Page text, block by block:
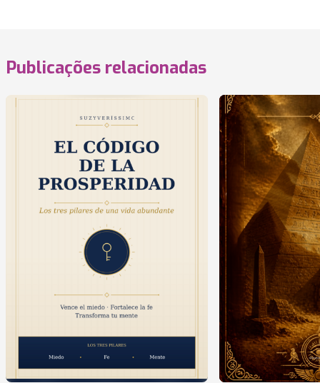
Publicações relacionadas